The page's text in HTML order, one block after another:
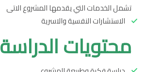
تشمل الخدمات التي يقدمها المشروع الاتى
الاستشارات النفسية والاسرية
محتويات الدراسة